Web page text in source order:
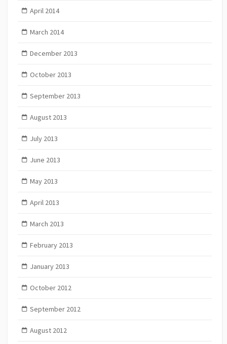
April 2014
March 2014
December 2013
October 2013
September 2013
August 2013
July 2013
June 2013
May 2013
April 2013
March 2013
February 2013
January 2013
October 2012
September 2012
August 2012